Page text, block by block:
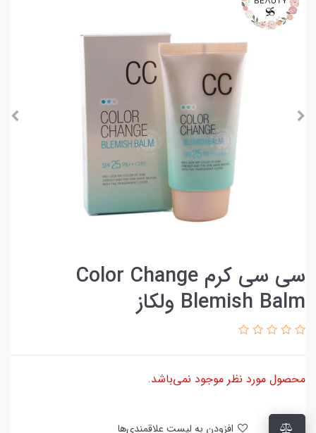
سی سی کرم Color Change
Blemish Balm ولکاز
محصول مورد نظر موجود نمی‌باشد.